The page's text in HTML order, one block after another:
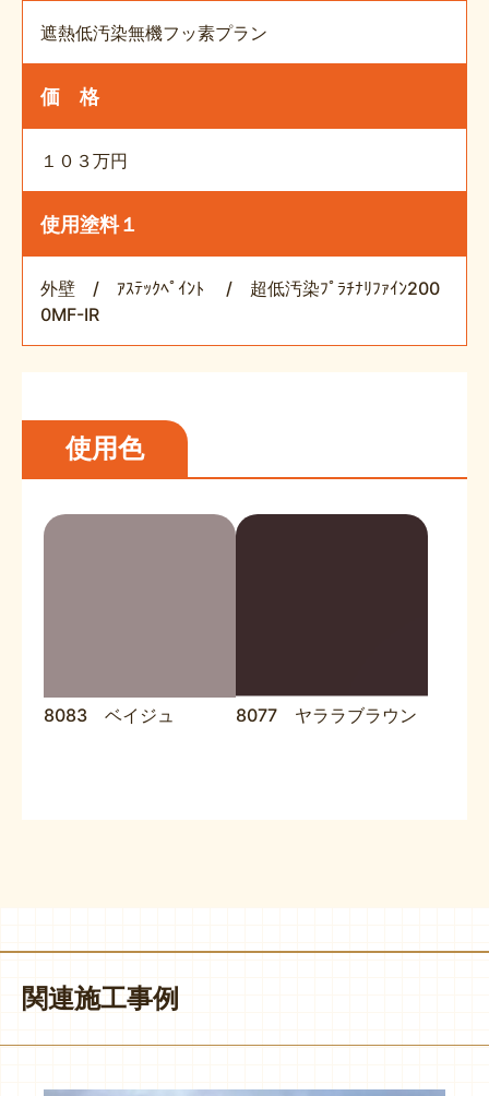
遮熱低汚染無機フッ素プラン
価 格
１０３万円
使用塗料１
外壁 / ｱｽﾃｯｸﾍﾟｲﾝﾄ / 超低汚染ﾌﾟﾗﾁﾅﾘﾌｧｲﾝ200
0MF-IR
使用色
8083 ベイジュ 8077 ヤララブラウン
関連施工事例